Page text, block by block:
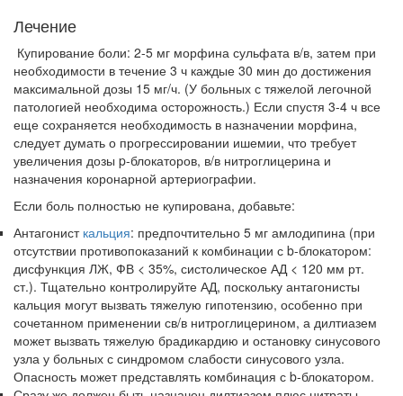
Лечение
Купирование боли: 2-5 мг морфина сульфата в/в, затем при
необхо­димости в течение 3 ч каждые 30 мин до достижения
максимальной дозы 15 мг/ч. (У больных с тяжелой легочной
патологией необхо­дима осторожность.) Если спустя 3-4 ч все
еще сохраняется необхо­димость в назначении морфина,
следует думать о прогрессировании ишемии, что требует
увеличения дозы p-блокаторов, в/в нитрогли­церина и
назначения коронарной артериографии.
Если боль полностью не купирована, добавьте:
Антагонист кальция: предпочтительно 5 мг амлодипина (при
отсут­ствии противопоказаний к комбинации с b-блокатором:
дисфункция ЛЖ, ФВ < 35%, систолическое АД < 120 мм рт.
ст.). Тщательно контролируйте АД, поскольку антагонисты
кальция могут вызвать тяжелую гипотензию, особенно при
сочетанном применении св/в нитроглицерином, а дилтиазем
может вызвать тяжелую брадикардию и остановку синусового
узла у боль­ных с синдромом слабости синусового узла.
Опасность может представлять комбинация с b-блокатором.